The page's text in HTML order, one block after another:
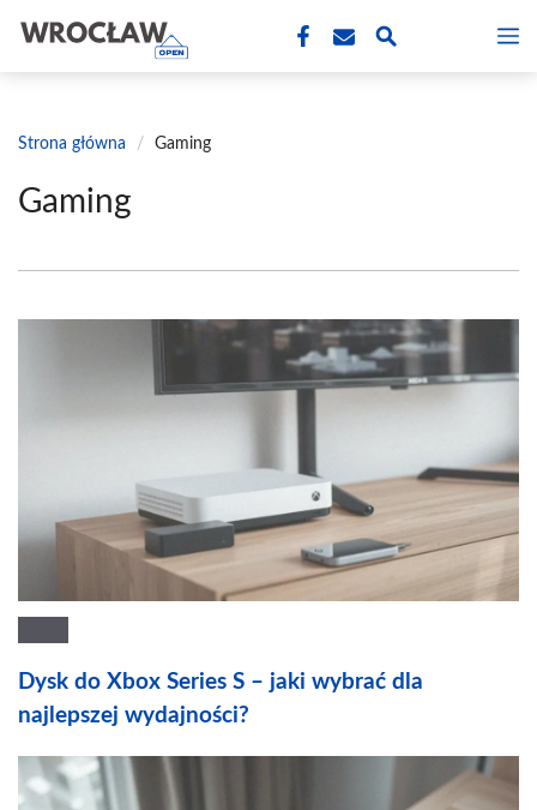
treści
Strona główna / Gaming
Gaming
Dysk do Xbox Series S – jaki wybrać dla
najlepszej wydajności?